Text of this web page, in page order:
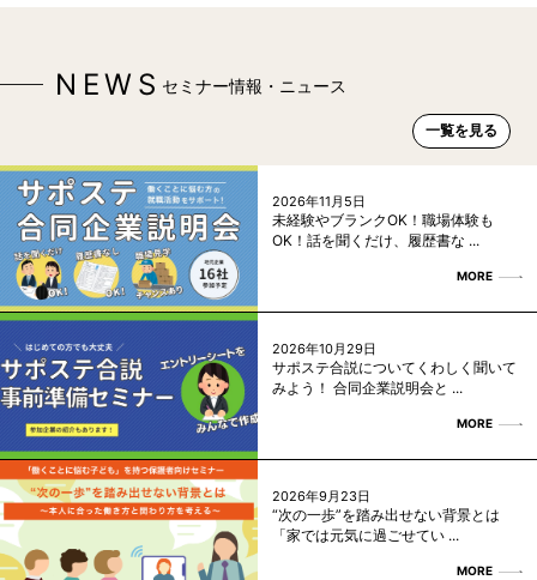
NEWS セミナー情報・ニュース
一覧を見る
2026年11月5日
未経験やブランクOK！職場体験も
OK！話を聞くだけ、履歴書な ...
MORE
2026年10月29日
サポステ合説についてくわしく聞いて
みよう！ 合同企業説明会と ...
MORE
2026年9月23日
“次の一歩”を踏み出せない背景とは
「家では元気に過ごせてい ...
MORE